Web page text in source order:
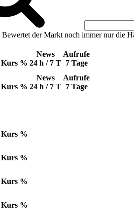
der Markt noch immer nur die
Kurs %
News
24 h / 7 T
Aufrufe
7 Tage
Kurs %
News
24 h / 7 T
Aufrufe
7 Tage
Kurs %
Kurs %
Kurs %
Kurs %